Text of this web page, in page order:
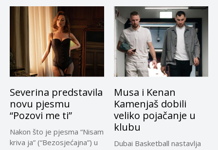
privremeno...
Severina predstavila
novu pjesmu
“Pozovi me ti”
Nakon što je pjesma “Nisam
kriva ja” (“Bezosjećajna”) u
Musa i Kenan
Kamenjaš dobili
veliko pojačanje u
klubu
Dubai Basketball nastavlja